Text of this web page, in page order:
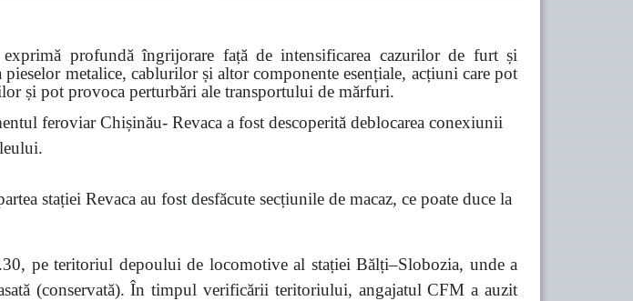
profundă îngrijorare față de intensificarea cazurilor de furt și
metalice, cablurilor și altor componente esențiale, acțiuni care pot
și pot provoca perturbări ale transportului de mărfuri.
feroviar Chișinău- Revaca a fost descoperită deblocarea conexiunii
stației Revaca au fost desfăcute secțiunile de macaz, ce poate duce la
pe teritoriul depoului de locomotive al stației Bălți–Slobozia, unde a
(conservată). În timpul verificării teritoriului, angajatul CFM a auzit